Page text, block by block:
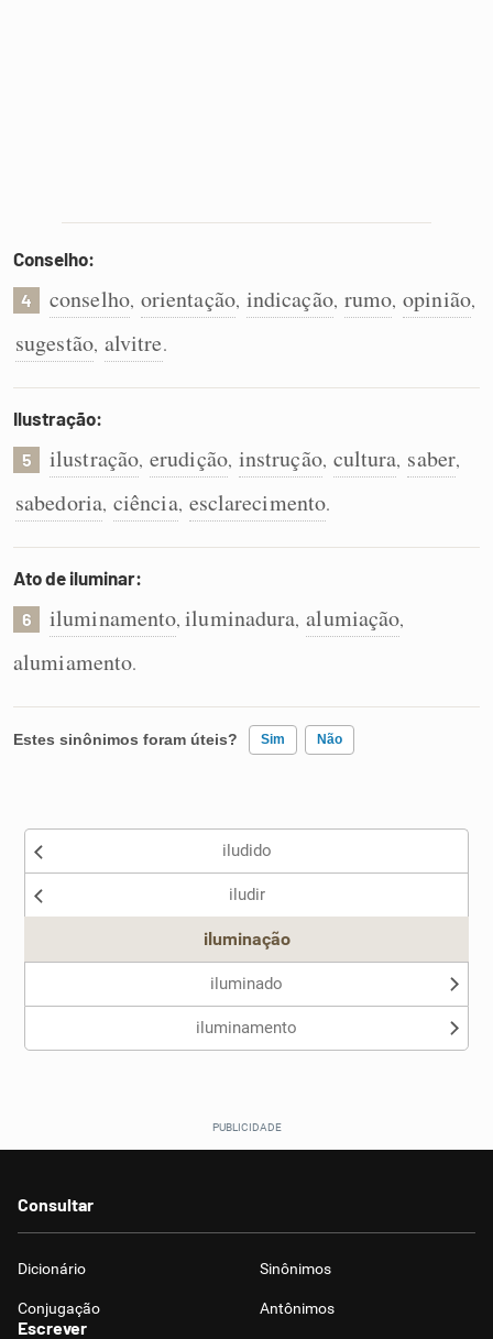
Conselho:
4 conselho, orientação, indicação, rumo, opinião,
sugestão, alvitre.
Ilustração:
5 ilustração, erudição, instrução, cultura, saber,
sabedoria, ciência, esclarecimento.
Ato de iluminar:
6 iluminamento,iluminadura, alumiação,
alumiamento.
Estes sinônimos foram úteis? Sim Não
Nenhum dos sinônimos apresentados me ajudou
iludido
iludir
iluminação
iluminado
iluminamento
Consultar
Dicionário Sinônimos
Conjugação Antônimos
Escrever